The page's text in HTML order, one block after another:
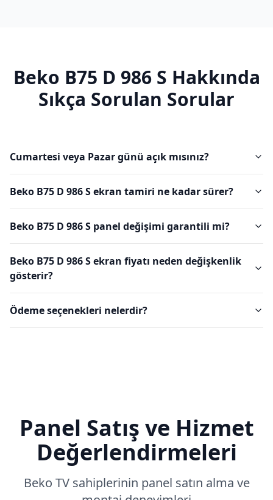
Beko B75 D 986 S Hakkında
Sıkça Sorulan Sorular
Cumartesi veya Pazar günü açık mısınız?
Beko B75 D 986 S ekran tamiri ne kadar sürer?
Beko B75 D 986 S panel değişimi garantili mi?
Beko B75 D 986 S ekran fiyatı neden değişkenlik
gösterir?
Ödeme seçenekleri nelerdir?
Panel Satış ve Hizmet
Değerlendirmeleri
Beko TV sahiplerinin panel satın alma ve